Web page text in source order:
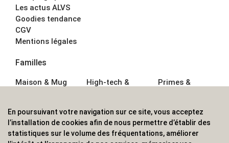
Les actus ALVS
Goodies tendance
CGV
Mentions légales
Familles
Maison & Mug
Écriture
Bagagerie sacs
High-tech &
Sport &
Outdoor
Enfant
Primes &
Boisson
Textile &
Casquette
En poursuivant votre navigation sur ce site, vous acceptez
l’installation de cookies afin de nous permettre d’établir des
statistiques sur le volume des fréquentations, améliorer